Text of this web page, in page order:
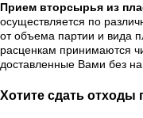
Прием вторсырья из
осуществляется по
от объема партии и вида
расценкам принимаются
доставленные Вами без
Хотите сдать отходы